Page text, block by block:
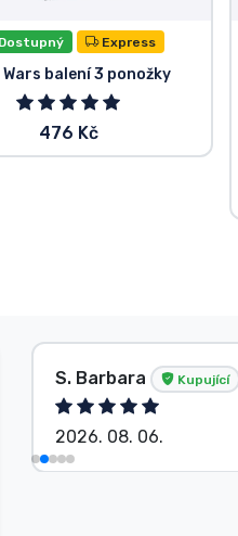
Dostupný Express
balení 3 ponožky
476 Kč
S. Barbara Kupující
2026. 08. 06.